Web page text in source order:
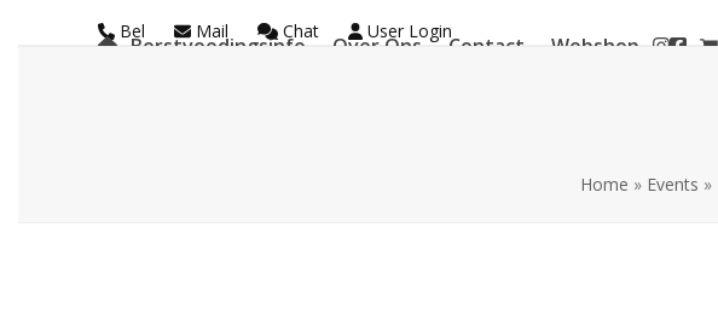
Bel Mail Chat User Login
Borstvoedingsinfo Over Ons Contact Webshop
Home » Events »